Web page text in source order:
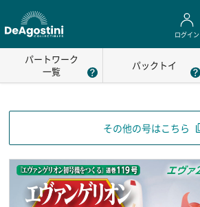
ログイン
パートワーク
一覧
パックトイ
その他の号はこちら